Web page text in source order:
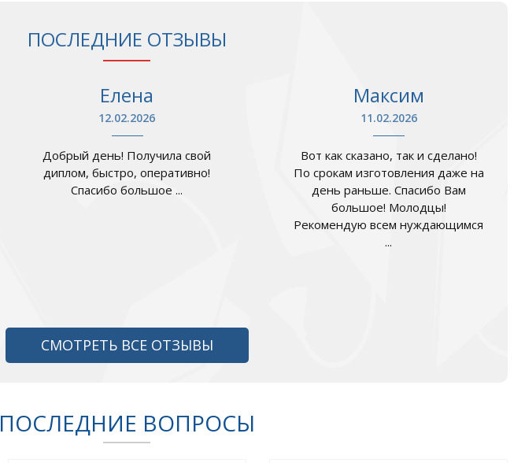
ПОСЛЕДНИЕ ОТЗЫВЫ
Елена
12.02.2026
Добрый день! Получила свой
диплом, быстро, оперативно!
Спасибо большое ...
Максим
11.02.2026
Вот как сказано, так и сделано!
По срокам изготовления даже на
день раньше. Спасибо Вам
большое! Молодцы!
Рекомендую всем нуждающимся
...
СМОТРЕТЬ ВСЕ ОТЗЫВЫ
ПОСЛЕДНИЕ ВОПРОСЫ